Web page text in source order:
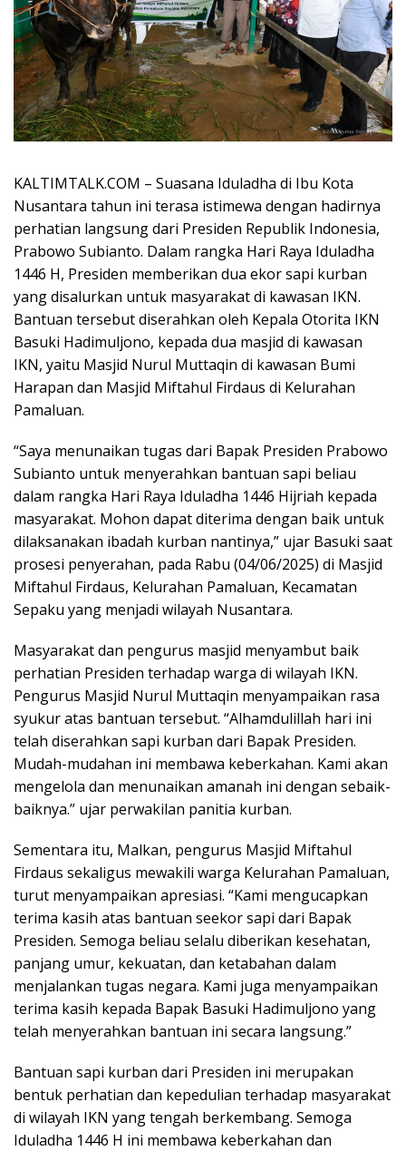
KALTIMTALK.COM – Suasana Iduladha di Ibu Kota
Nusantara tahun ini terasa istimewa dengan hadirnya
perhatian langsung dari Presiden Republik Indonesia,
Prabowo Subianto. Dalam rangka Hari Raya Iduladha
1446 H, Presiden memberikan dua ekor sapi kurban
yang disalurkan untuk masyarakat di kawasan IKN.
Bantuan tersebut diserahkan oleh Kepala Otorita IKN
Basuki Hadimuljono, kepada dua masjid di kawasan
IKN, yaitu Masjid Nurul Muttaqin di kawasan Bumi
Harapan dan Masjid Miftahul Firdaus di Kelurahan
Pamaluan.
“Saya menunaikan tugas dari Bapak Presiden Prabowo
Subianto untuk menyerahkan bantuan sapi beliau
dalam rangka Hari Raya Iduladha 1446 Hijriah kepada
masyarakat. Mohon dapat diterima dengan baik untuk
dilaksanakan ibadah kurban nantinya,” ujar Basuki saat
prosesi penyerahan, pada Rabu (04/06/2025) di Masjid
Miftahul Firdaus, Kelurahan Pamaluan, Kecamatan
Sepaku yang menjadi wilayah Nusantara.
Masyarakat dan pengurus masjid menyambut baik
perhatian Presiden terhadap warga di wilayah IKN.
Pengurus Masjid Nurul Muttaqin menyampaikan rasa
syukur atas bantuan tersebut. “Alhamdulillah hari ini
telah diserahkan sapi kurban dari Bapak Presiden.
Mudah-mudahan ini membawa keberkahan. Kami akan
mengelola dan menunaikan amanah ini dengan sebaik-
baiknya.” ujar perwakilan panitia kurban.
Sementara itu, Malkan, pengurus Masjid Miftahul
Firdaus sekaligus mewakili warga Kelurahan Pamaluan,
turut menyampaikan apresiasi. “Kami mengucapkan
terima kasih atas bantuan seekor sapi dari Bapak
Presiden. Semoga beliau selalu diberikan kesehatan,
panjang umur, kekuatan, dan ketabahan dalam
menjalankan tugas negara. Kami juga menyampaikan
terima kasih kepada Bapak Basuki Hadimuljono yang
telah menyerahkan bantuan ini secara langsung.”
Bantuan sapi kurban dari Presiden ini merupakan
bentuk perhatian dan kepedulian terhadap masyarakat
di wilayah IKN yang tengah berkembang. Semoga
Iduladha 1446 H ini membawa keberkahan dan